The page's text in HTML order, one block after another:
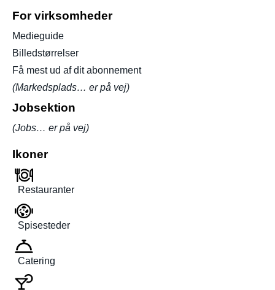
For virksomheder
Medieguide
Billedstørrelser
Få mest ud af dit abonnement
(Markedsplads… er på vej)
Jobsektion
(Jobs… er på vej)
Ikoner
Restauranter
Spisesteder
Catering